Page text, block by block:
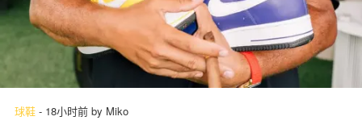
球鞋 - 18小时前 by Miko